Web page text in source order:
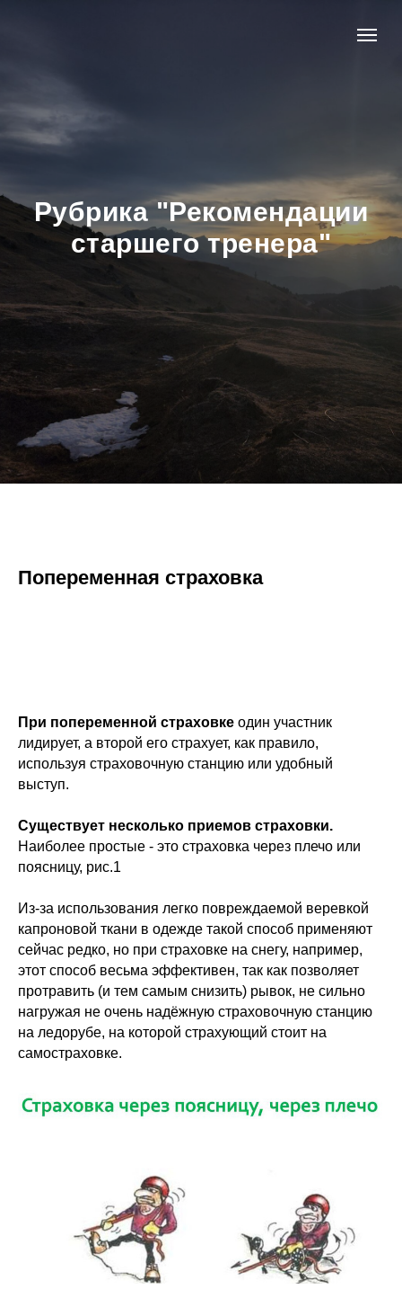
Рубрика "Рекомендации
старшего тренера"
Попеременная страховка
При попеременной страховке один участник
лидирует, а второй его страхует, как правило,
используя страховочную станцию или удобный
выступ.
Существует несколько приемов страховки.
Наиболее простые - это страховка через плечо или
поясницу, рис.1
Из-за использования легко повреждаемой веревкой
капроновой ткани в одежде такой способ применяют
сейчас редко, но при страховке на снегу, например,
этот способ весьма эффективен, так как позволяет
протравить (и тем самым снизить) рывок, не сильно
нагружая не очень надёжную страховочную станцию
на ледорубе, на которой страхующий стоит на
самостраховке.